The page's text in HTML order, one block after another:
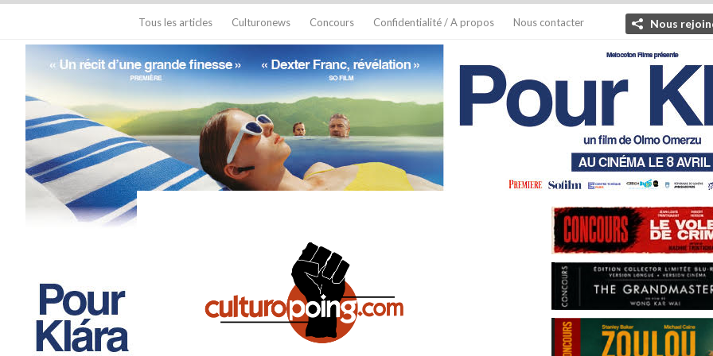
Tous les articles Culturonews Concours Confidentialité / A propos Nous contacter Nous